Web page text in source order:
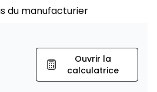
du manufacturier
Ouvrir la
calculatrice